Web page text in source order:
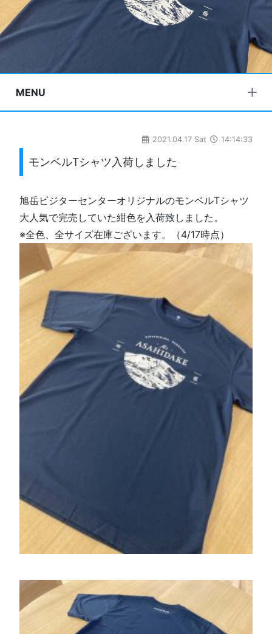
MENU
2021.04.17 Sat 14:14:33
モンベルTシャツ入荷しました
旭岳ビジターセンターオリジナルのモンベルTシャツ
大人気で完売していた紺色を入荷致しました。
※全色、全サイズ在庫ございます。（4/17時点）